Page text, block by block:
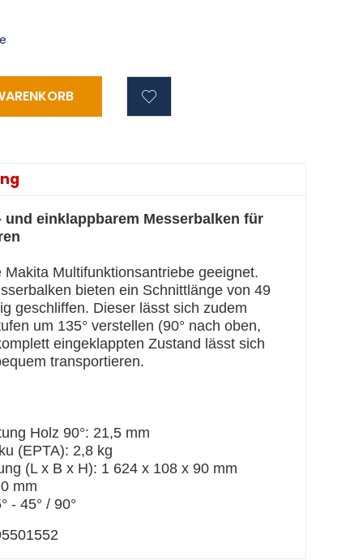
einklappbarem Messerbalken für
Multifunktionsantriebe geeignet.
bieten ein Schnittlänge von 49
geschliffen. Dieser lässt sich zudem
um 135° verstellen (90° nach oben,
eingeklappten Zustand lässt sich
transportieren.
Holz 90°: 21,5 mm
(EPTA): 2,8 kg
(L x B x H): 1 624 x 108 x 90 mm
mm
- 45° / 90°